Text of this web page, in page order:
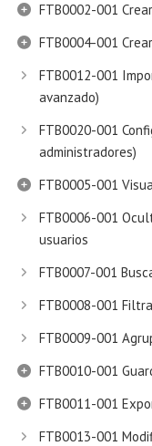
FTB0002-001
FTB0004-001
FTB0012-001
avanzado)
FTB0020-001
administradores)
FTB0005-001
FTB0006-001
usuarios
FTB0007-001
FTB0008-001
FTB0009-001
FTB0010-001
FTB0011-001
FTB0013-001